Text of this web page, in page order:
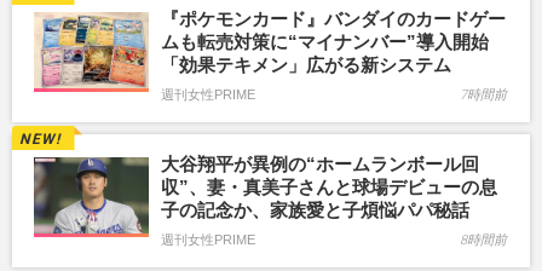
『ポケモンカード』バンダイのカードゲー
ムも転売対策に“マイナンバー”導入開始
「効果テキメン」広がる新システム
週刊女性PRIME 7時間前
大谷翔平が異例の“ホームランボール回
収”、妻・真美子さんと球場デビューの息
子の記念か、家族愛と子煩悩パパ秘話
週刊女性PRIME 8時間前